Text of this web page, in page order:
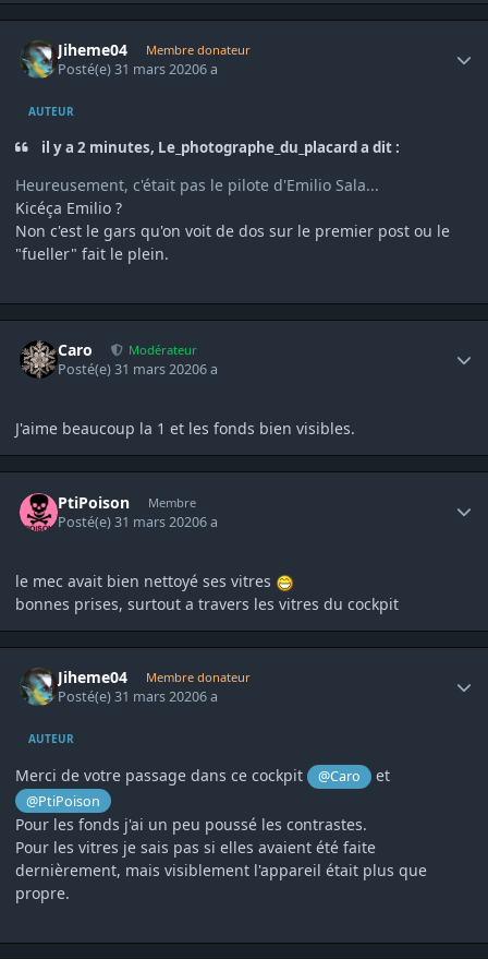
Jiheme04 Membre donateur
Posté(e)31 mars 20206 a
AUTEUR
il y a 2 minutes, Le_photographe_du_placard a dit :
Heureusement, c'était pas le pilote d'Emilio Sala...
Kicéça Emilio ?
Non c'est le gars qu'on voit de dos sur le premier post ou le
"fueller" fait le plein.
Caro Modérateur
Posté(e)31 mars 20206 a
J'aime beaucoup la 1 et les fonds bien visibles.
PtiPoison Membre
Posté(e)31 mars 20206 a
le mec avait bien nettoyé ses vitres
bonnes prises, surtout a travers les vitres du cockpit
Jiheme04 Membre donateur
Posté(e)31 mars 20206 a
AUTEUR
Merci de votre passage dans ce cockpit @Caro et
@PtiPoison
Pour les fonds j'ai un peu poussé les contrastes.
Pour les vitres je sais pas si elles avaient été faite
dernièrement, mais visiblement l'appareil était plus que
propre.